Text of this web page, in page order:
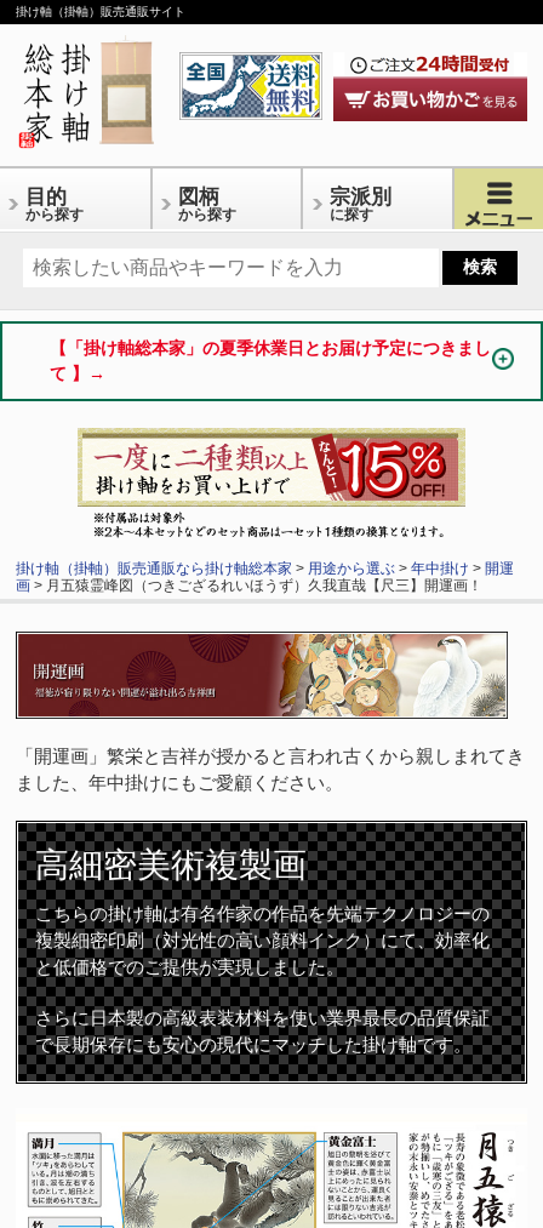
掛け軸（掛軸）販売通販サイト
目的
から探す
図柄
から探す
宗派別
に探す
【「掛け軸総本家」の夏季休業日とお届け予定につきまし
て 】→
掛け軸（掛軸）販売通販なら掛け軸総本家 > 用途から選ぶ >年中掛け > 開運
画 > 月五猿霊峰図（つきござるれいほうず）久我直哉【尺三】開運画！
「開運画」繁栄と吉祥が授かると言われ古くから親しまれてき
ました、年中掛けにもご愛顧ください。
高細密美術複製画
こちらの掛け軸は有名作家の作品を先端テクノロジーの
複製細密印刷（対光性の高い顔料インク）にて、効率化
と低価格でのご提供が実現しました。
さらに日本製の高級表装材料を使い業界最長の品質保証
で長期保存にも安心の現代にマッチした掛け軸です。